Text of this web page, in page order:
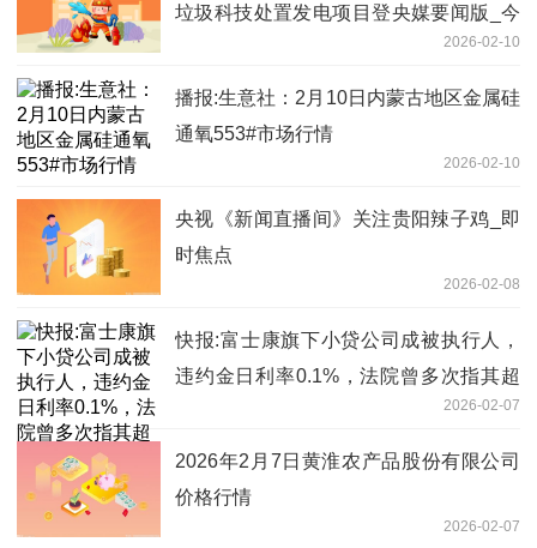
垃圾科技处置发电项目登央媒要闻版_今
2026-02-10
播报:生意社：2月10日内蒙古地区金属硅
通氧553#市场行情
2026-02-10
央视《新闻直播间》关注贵阳辣子鸡_即
时焦点
2026-02-08
快报:富士康旗下小贷公司成被执行人，
违约金日利率0.1%，法院曾多次指其超
2026-02-07
2026年2月7日黄淮农产品股份有限公司
价格行情
2026-02-07